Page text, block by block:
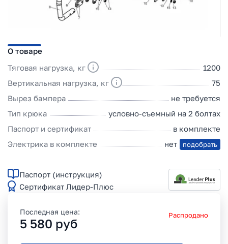
О товаре
Тяговая нагрузка, кг
1200
Вертикальная нагрузка, кг
75
Вырез бампера
не требуется
Тип крюка
условно-съемный на 2 болтах
Паспорт и сертификат
в комплекте
Электрика в комплекте
нет подобрать
Паспорт (инструкция)
Сертификат Лидер-Плюс
Последная цена:
5 580 руб
Распродано